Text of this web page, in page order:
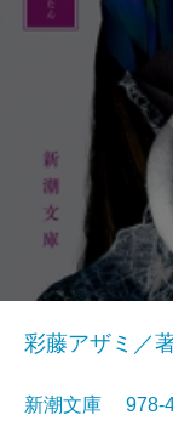
彩藤アザミ／
新潮文庫 978-